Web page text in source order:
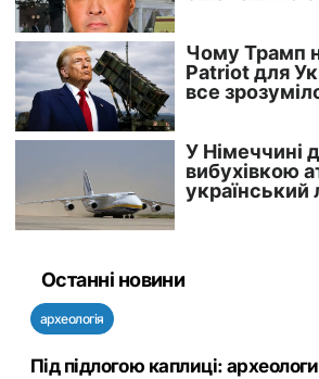
Останні новини
археологія
Під підлогою каплиці: археологи